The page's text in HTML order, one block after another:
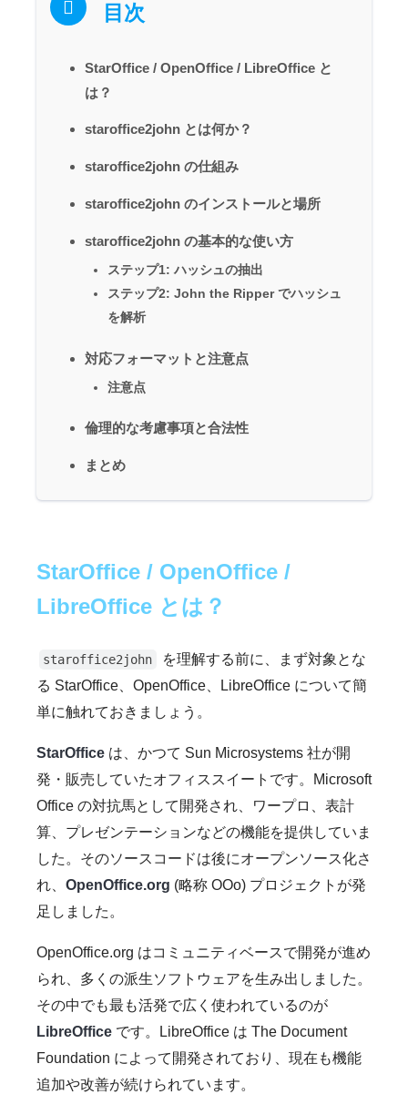
目次
StarOffice / OpenOffice / LibreOffice と
は？
staroffice2john とは何か？
staroffice2john の仕組み
staroffice2john のインストールと場所
staroffice2john の基本的な使い方
ステップ1: ハッシュの抽出
ステップ2: John the Ripper でハッシュ
を解析
対応フォーマットと注意点
注意点
倫理的な考慮事項と合法性
まとめ
StarOffice / OpenOffice /
LibreOffice とは？
staroffice2john
を理解する前に、まず対象とな
る StarOffice、OpenOffice、LibreOffice について簡
単に触れておきましょう。
StarOffice は、かつて Sun Microsystems 社が開
発・販売していたオフィススイートです。Microsoft
Office の対抗馬として開発され、ワープロ、表計
算、プレゼンテーションなどの機能を提供していま
した。そのソースコードは後にオープンソース化さ
れ、 OpenOffice.org (略称 OOo) プロジェクトが発
足しました。
OpenOffice.org はコミュニティベースで開発が進め
られ、多くの派生ソフトウェアを生み出しました。
その中でも最も活発で広く使われているのが
LibreOffice です。LibreOffice は The Document
Foundation によって開発されており、現在も機能
追加や改善が続けられています。